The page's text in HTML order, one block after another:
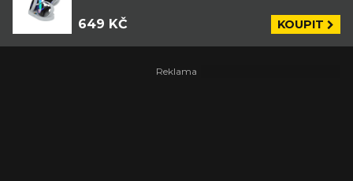
649 KČ KOUPIT